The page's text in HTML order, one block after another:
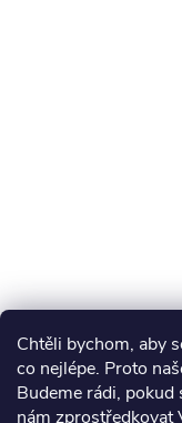
Chtěli bychom, aby
co nejlépe. Proto
Budeme rádi,
nám zprostředkovat